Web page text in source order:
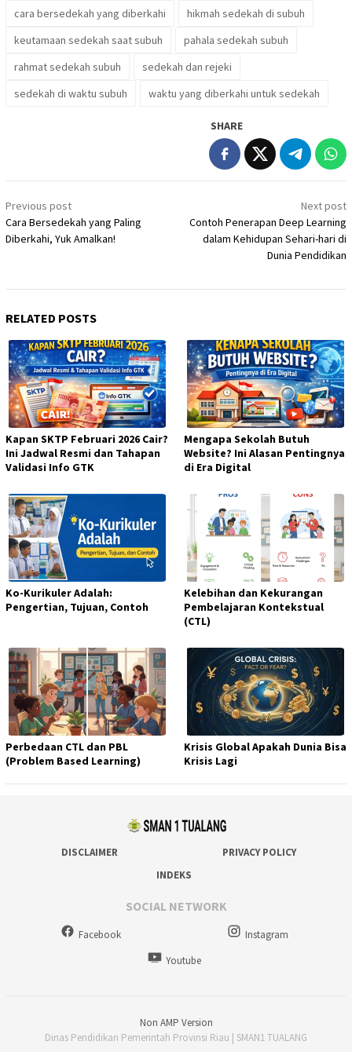
cara bersedekah yang diberkahi
hikmah sedekah di subuh
keutamaan sedekah saat subuh
pahala sedekah subuh
rahmat sedekah subuh
sedekah dan rejeki
sedekah di waktu subuh
waktu yang diberkahi untuk sedekah
SHARE
Post
navigation
Previous post
Cara Bersedekah yang Paling
Diberkahi, Yuk Amalkan!
Next post
Contoh Penerapan Deep Learning
dalam Kehidupan Sehari-hari di
Dunia Pendidikan
RELATED POSTS
Kapan SKTP Februari 2026 Cair?
Ini Jadwal Resmi dan Tahapan
Validasi Info GTK
Mengapa Sekolah Butuh
Website? Ini Alasan Pentingnya
di Era Digital
Ko-Kurikuler Adalah:
Pengertian, Tujuan, Contoh
Kelebihan dan Kekurangan
Pembelajaran Kontekstual
(CTL)
Perbedaan CTL dan PBL
(Problem Based Learning)
Krisis Global Apakah Dunia Bisa
Krisis Lagi
DISCLAIMER
PRIVACY POLICY
INDEKS
SOCIAL NETWORK
Facebook
Instagram
Youtube
Non AMP Version
Dinas Pendidikan Pemerintah Provinsi Riau | SMAN1 TUALANG